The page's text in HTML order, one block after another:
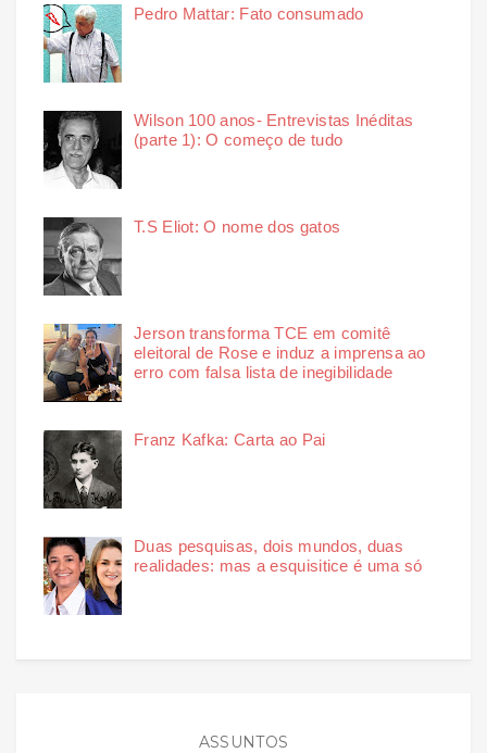
Pedro Mattar: Fato consumado
Wilson 100 anos- Entrevistas Inéditas
(parte 1): O começo de tudo
T.S Eliot: O nome dos gatos
Jerson transforma TCE em comitê
eleitoral de Rose e induz a imprensa ao
erro com falsa lista de inegibilidade
Franz Kafka: Carta ao Pai
Duas pesquisas, dois mundos, duas
realidades: mas a esquisitice é uma só
ASSUNTOS